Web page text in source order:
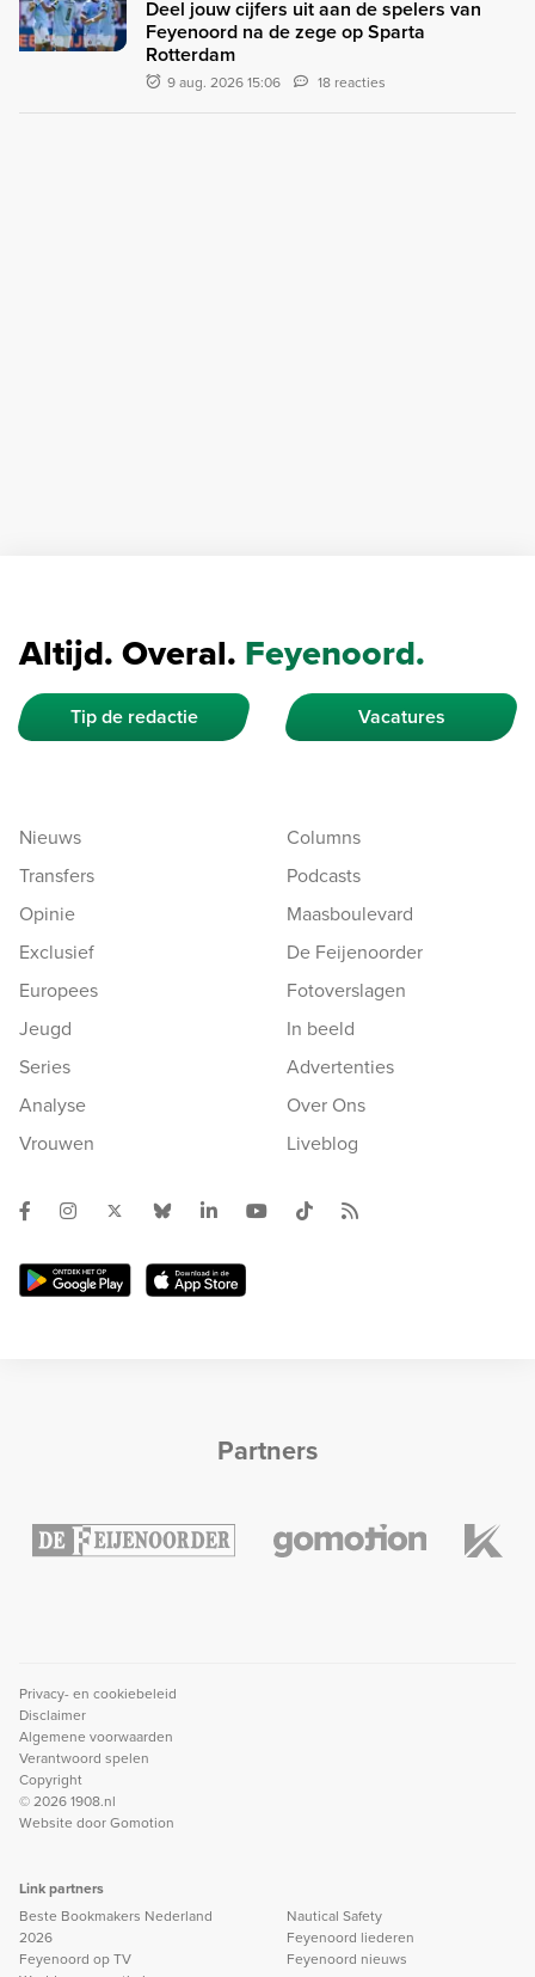
Deel jouw cijfers uit aan de spelers van
Feyenoord na de zege op Sparta
Rotterdam
9 aug. 2026 15:06 18 reacties
Altijd. Overal. Feyenoord.
Tip de redactie Vacatures
Nieuws
Transfers
Opinie
Exclusief
Europees
Jeugd
Series
Analyse
Vrouwen
Columns
Podcasts
Maasboulevard
De Feijenoorder
Fotoverslagen
In beeld
Advertenties
Over Ons
Liveblog
Partners
Privacy- en cookiebeleid
Disclaimer
Algemene voorwaarden
Verantwoord spelen
Copyright
© 2026 1908.nl
Website doorGomotion
Link partners
Beste Bookmakers Nederland
2026
Feyenoord op TV
Nautical Safety
Feyenoord liederen
Feyenoord nieuws